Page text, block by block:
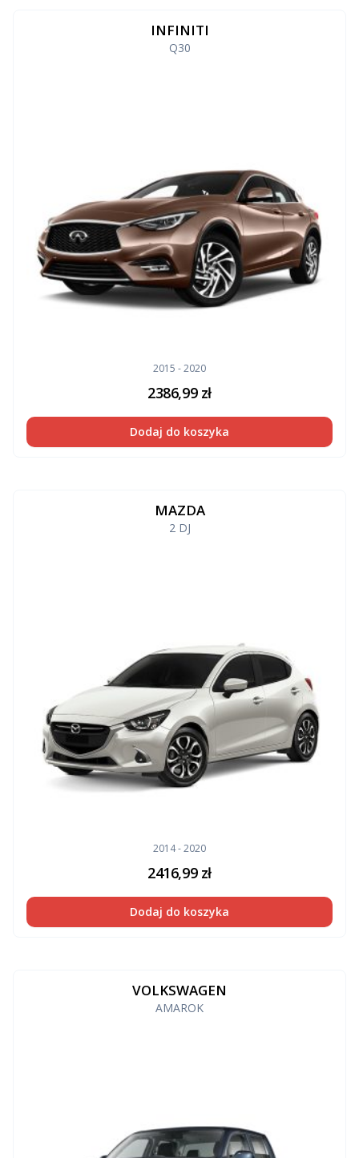
INFINITI
Q30
2015 - 2020
2386,99 zł
Dodaj do koszyka
MAZDA
2 DJ
2014 - 2020
2416,99 zł
Dodaj do koszyka
VOLKSWAGEN
AMAROK